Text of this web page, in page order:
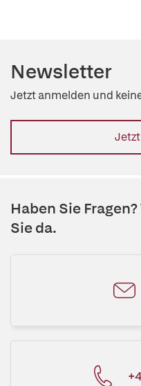
Newsletter
Jetzt anmelden und
Haben Sie
Sie da.